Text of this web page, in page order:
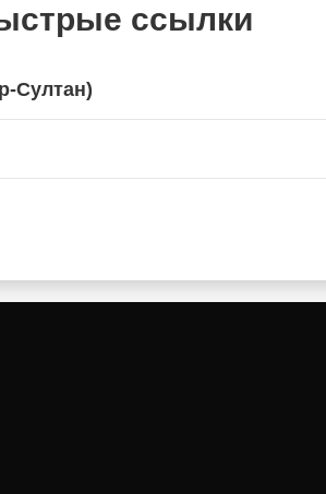
ссылки
Султан)